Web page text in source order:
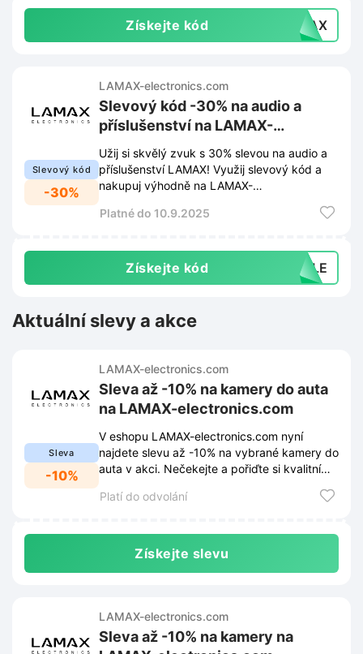
Získejte kód AMAX
Slevový kód
-30%
LAMAX-electronics.com
Slevový kód -30% na audio a
příslušenství na LAMAX-
electronics.com
Užij si skvělý zvuk s 30% slevou na audio a
příslušenství LAMAX! Využij slevový kód a
nakupuj výhodně na LAMAX-
Platné do 10.9.2025
Získejte kód SALE
Aktuální slevy a akce
Sleva
-10%
LAMAX-electronics.com
Sleva až -10% na kamery do auta
na LAMAX-electronics.com
V eshopu LAMAX-electronics.com nyní
najdete slevu až -10% na vybrané kamery do
auta v akci. Nečekejte a pořiďte si kvalitní
Platí do odvolání
Získejte slevu
LAMAX-electronics.com
Sleva až -10% na kamery na